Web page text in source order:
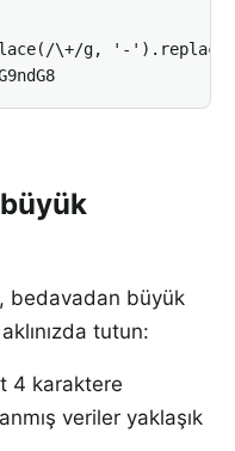
\+/g, '-
bedavadan büyük
tutun:
4 karaktere
veriler yaklaşık